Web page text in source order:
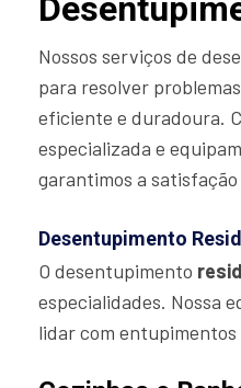
Nossos serviços de
para resolver
eficiente e duradoura.
especializada e
garantimos a
Desentupimento
O desentupimento
especialidades. Nossa
lidar com entupimentos